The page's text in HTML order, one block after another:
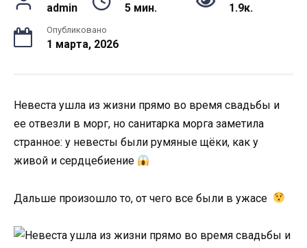
admin 5 мин. 1.9к.
Опубликовано
1 марта, 2026
Невеста ушла из жизни прямо во время свадьбы и
ее отвезли в морг, но санитарка морга заметила
странное: у невесты были румяные щёки, как у
живой и сердцебиение
Дальше произошло то, от чего все были в ужасе